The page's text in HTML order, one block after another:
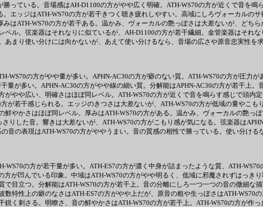
っている。音場感はAH-D1100の方がやや広く明確。ATH-WS70の方が近くで音を鳴
エッジはATH-WS70の方が若干きつく聴き疲れしやすい。高域にしろヴォーカルの
はATH-WS70の方が若干ある。温かみ、ヴォーカルの艶っぽさは大差ないが、どち
ル。弦楽器はそれなりに似ているが、AH-D1100の方が若干繊細。金管楽器はそれ
まり使い分けには向かないが、あえて使い分けるなら、音場の広さや原音忠実性を
WS70の方がやや量が多い。APHN-AC30の方が癖のない質。ATH-WS70の方が圧力
量が多い。APHN-AC30の方がやや線の細い質。分解能はAPHN-AC30の方が若干上
やや広い、明確さはほぼ同レベル。ATH-WS70の方が近くで音を鳴らす感じで頭内
が若干感じられる。エッジのきつさは大差ないが、ATH-WS70の方が低域の量やこ
やかさはほぼ同レベル。厚みはATH-WS70の方がある。温かみ、ヴォーカルの艶っ
りした音。響きは大差ないが、ATH-WS70の方がこもり感が気になる。弦楽器は
音の表現はATH-WS70の方がややうまい。音の質感の相性で勝っている。使い分け
の方が若干量が多い。ATH-ES7の方が濃く中身が詰まったような質、ATH-
が凹んでいる印象。中域はATH-WS70の方がやや明るく、低域に邪魔されずはっき
目立つ。分解能はATH-WS70の方が若干上。音の分離にしろ一つ一つの音の微細な
特性上の癖のなさはATH-ES7の方がやや上だが、原音の粗や生っぽさはATH-WS70
く刺さる。明瞭さ、音の鮮やかさはATH-WS70の方が若干上。ATH-WS70の方が作